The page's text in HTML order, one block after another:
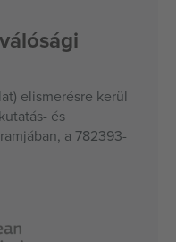
elismerésre kerül
és
a 782393-